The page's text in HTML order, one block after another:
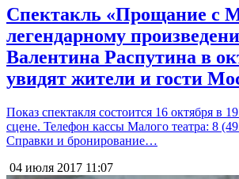
Спектакль «Прощание с
легендарному
Валентина Распутина в
увидят жители и гости
Показ спектакля состоится 16 октября в
сцене. Телефон кассы Малого театра: 8
Справки и бронирование…
04 июля 2017 11:07